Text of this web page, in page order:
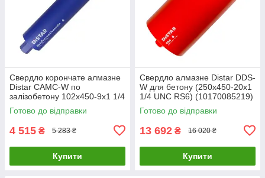
Свердло корончате алмазне
Distar САМС-W по
залізобетону 102x450-9x1 1/4
UNC (17903094087)
Готово до відправки
4 515 ₴ 5 283 ₴
Купити
Свердло алмазне Distar DDS-
W для бетону (250x450-20x1
1/4 UNC RS6) (10170085219)
Готово до відправки
13 692 ₴ 16 020 ₴
Купити